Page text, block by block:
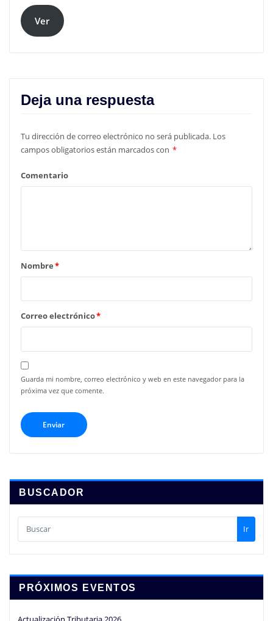
Ver
Deja una respuesta
Tu dirección de correo electrónico no será publicada. Los
campos obligatorios están marcados con *
Comentario
Nombre*
Correo electrónico*
Guarda mi nombre, correo electrónico y web en este navegador para la
próxima vez que comente.
BUSCADOR
Ir
PRÓXIMOS EVENTOS